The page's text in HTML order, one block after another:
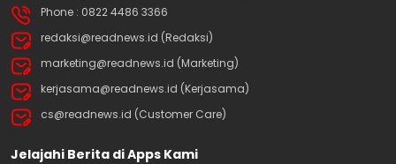
Phone : 0822 4486 3366
redaksi@readnews.id (Redaksi)
marketing@readnews.id (Marketing)
kerjasama@readnews.id (Kerjasama)
cs@readnews.id (Customer Care)
Jelajahi Berita di Apps Kami